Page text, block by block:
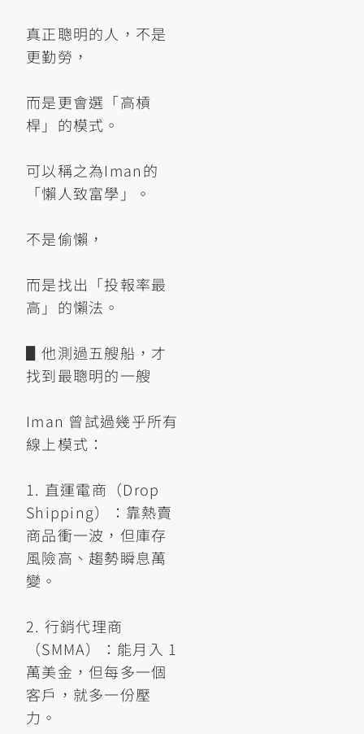
真正聰明的人，不是
更勤勞，
而是更會選「高槓
桿」的模式。
可以稱之為Iman的
「懶人致富學」。
不是偷懶，
而是找出「投報率最
高」的懶法。
▋他測過五艘船，才
找到最聰明的一艘
Iman 曾試過幾乎所有
線上模式：
1. 直運電商（Drop
Shipping）：靠熱賣
商品衝一波，但庫存
風險高、趨勢瞬息萬
變。
2. 行銷代理商
（SMMA）：能月入 1
萬美金，但每多一個
客戶，就多一份壓
力。